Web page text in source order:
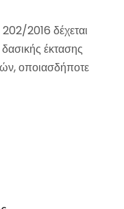
2016 δέχεται
έκτασης
οποιασδήποτε